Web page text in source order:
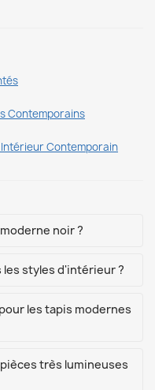
Contemporains
Contemporain
noir ?
styles d'intérieur ?
les tapis modernes
très lumineuses